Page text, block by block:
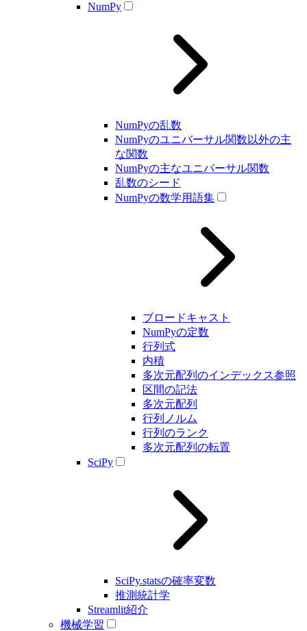
NumPy
NumPyの乱数
NumPyのユニバーサル関数以外の主
な関数
NumPyの主なユニバーサル関数
乱数のシード
NumPyの数学用語集
ブロードキャスト
NumPyの定数
行列式
内積
多次元配列のインデックス参照
区間の記法
多次元配列
行列ノルム
行列のランク
多次元配列の転置
SciPy
SciPy.statsの確率変数
推測統計学
Streamlit紹介
機械学習